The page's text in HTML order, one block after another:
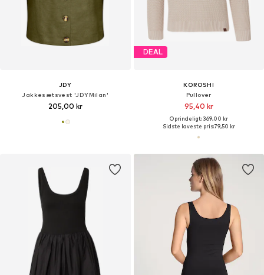
JDY
Jakkesætsvest 'JDYMilan'
205,00 kr
DEAL
KOROSHI
Pullover
95,40 kr
Oprindeligt: 369,00 kr
Sidste laveste pris:79,50 kr